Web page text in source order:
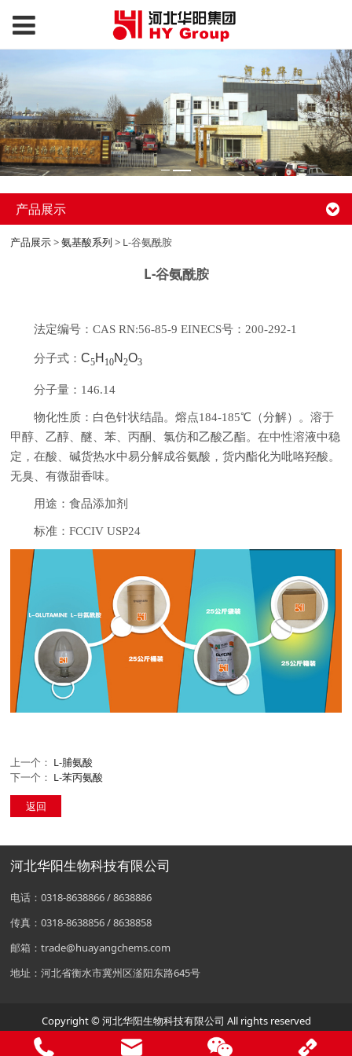
产品展示
产品展示>氨基酸系列 > L-谷氨酰胺
L-谷氨酰胺
法定编号：CAS RN:56-85-9 EINECS号：200-292-1
分子式： C5H 10N 2O3
分子量：146.14
物化性质：白色针状结晶。熔点184-185℃（分解）。溶于
甲醇、乙醇、醚、苯、丙酮、氯仿和乙酸乙酯。在中性溶液中稳
定，在酸、碱货热水中易分解成谷氨酸，货内酯化为吡咯羟酸。
无臭、有微甜香味。
用途：食品添加剂
标准：FCCIV USP24
上一个： L-脯氨酸
下一个： L-苯丙氨酸
返回
河北华阳生物科技有限公司
电话：0318-8638866 / 8638886
传真：0318-8638856 / 8638858
邮箱：trade@huayangchems.com
地址：河北省衡水市冀州区滏阳东路645号
Copyright © 河北华阳生物科技有限公司 All rights reserved